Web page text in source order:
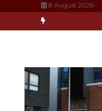
8 August 2026
A Calais, C’est une raclée !!!